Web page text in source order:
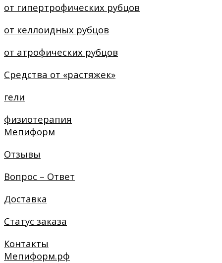
от гипертрофических рубцов
от келлоидных рубцов
от атрофических рубцов
Средства от «растяжек»
гели
физиотерапия
Мепиформ
Отзывы
Вопрос – Ответ
Доставка
Статус заказа
Контакты
Мепиформ.рф